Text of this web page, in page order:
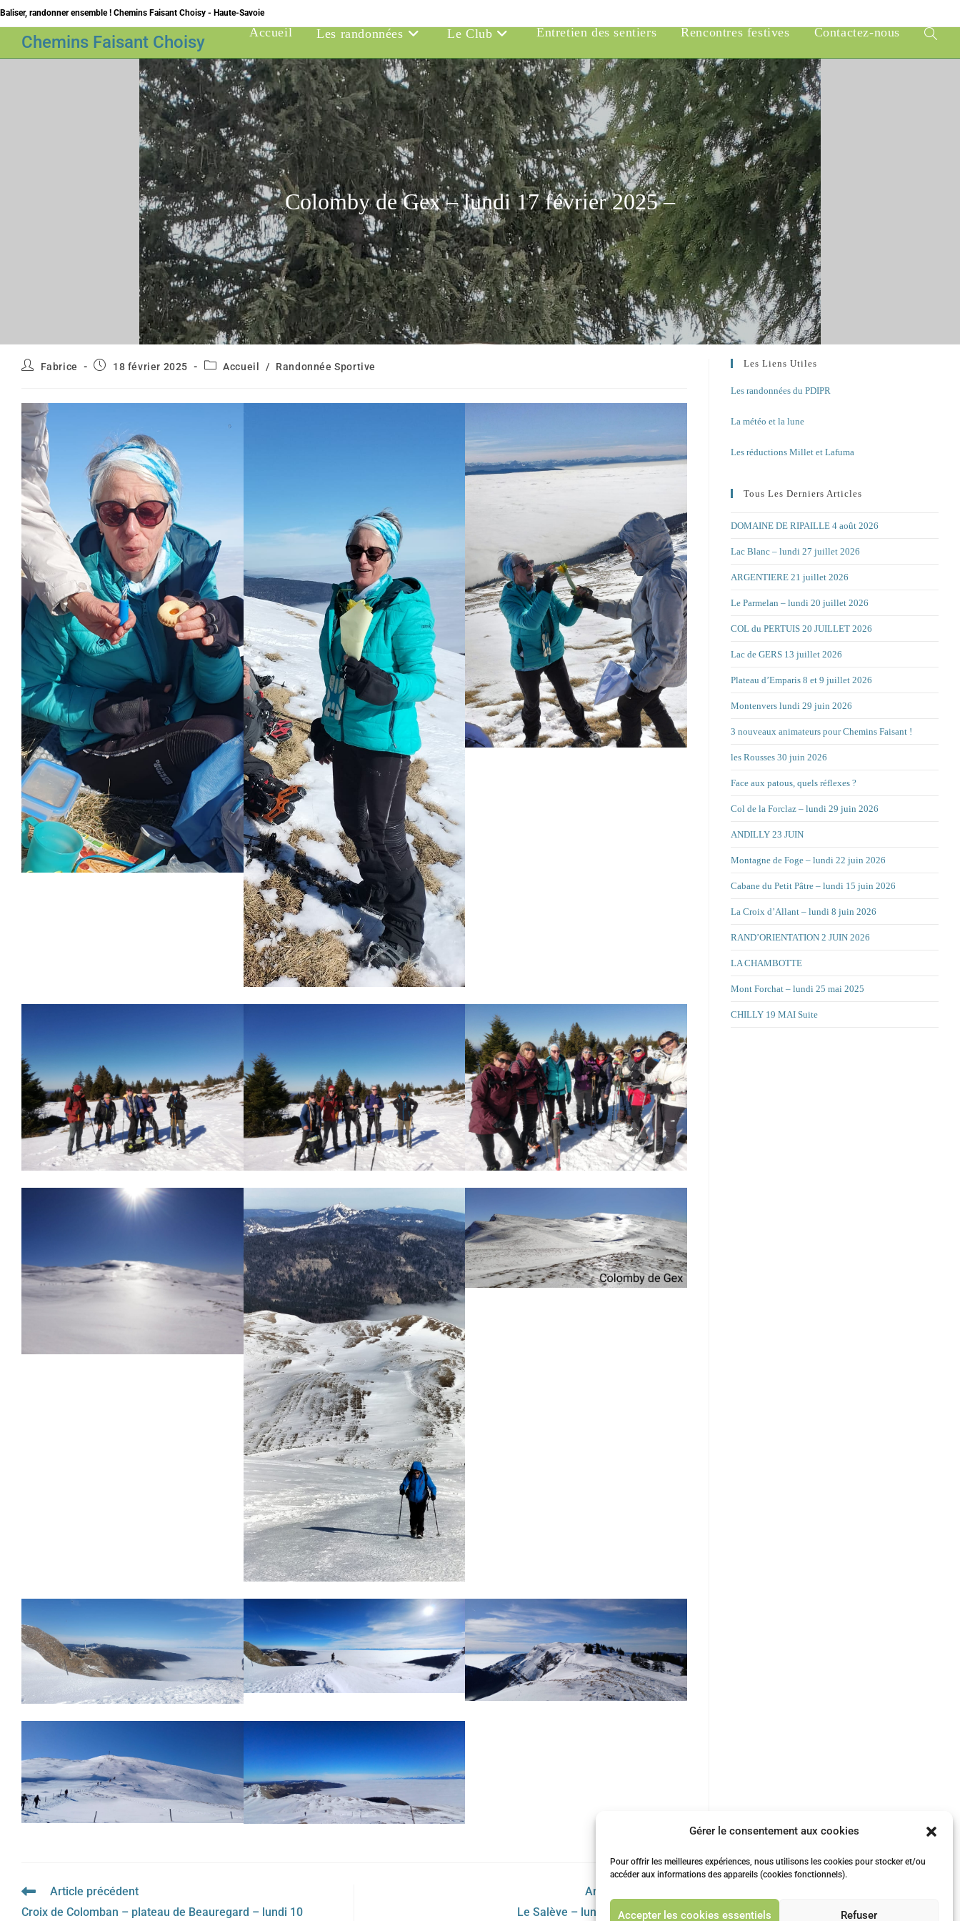
Gérer le consentement aux cookies
Pour offrir les meilleures expériences, nous utilisons les cookies pour stocker et/ou
accéder aux informations des appareils (cookies fonctionnels).
Accepter les cookies essentiels Refuser
Skip
to
content
Baliser, randonner ensemble ! Chemins Faisant Choisy - Haute-Savoie
Chemins Faisant Choisy Accueil Les randonnées Le Club Entretien des sentiers Rencontres festives Contactez-nous
Toggle
website
Colomby de Gex – lundi 17 février 2025 –
Auteur/autrice
publication :
Fabrice
Publication
18 février 2025
PostAccueil / Randonnée Sportive
Read
articles
Article précédent
Croix de Colomban – plateau de Beauregard – lundi 10
Article suivant
Le Salève – lundi 24 février 2025
Les Liens Utiles
Les randonnées du PDIPR
La météo et la lune
Les réductions Millet et Lafuma
Tous Les Derniers Articles
DOMAINE DE RIPAILLE 4 août 2026
Lac Blanc – lundi 27 juillet 2026
ARGENTIERE 21 juillet 2026
Le Parmelan – lundi 20 juillet 2026
COL du PERTUIS 20 JUILLET 2026
Lac de GERS 13 juillet 2026
Plateau d’Emparis 8 et 9 juillet 2026
Montenvers lundi 29 juin 2026
3 nouveaux animateurs pour Chemins Faisant !
les Rousses 30 juin 2026
Face aux patous, quels réflexes ?
Col de la Forclaz – lundi 29 juin 2026
ANDILLY 23 JUIN
Montagne de Foge – lundi 22 juin 2026
Cabane du Petit Pâtre – lundi 15 juin 2026
La Croix d’Allant – lundi 8 juin 2026
RAND’ORIENTATION 2 JUIN 2026
LA CHAMBOTTE
Mont Forchat – lundi 25 mai 2025
CHILLY 19 MAI Suite